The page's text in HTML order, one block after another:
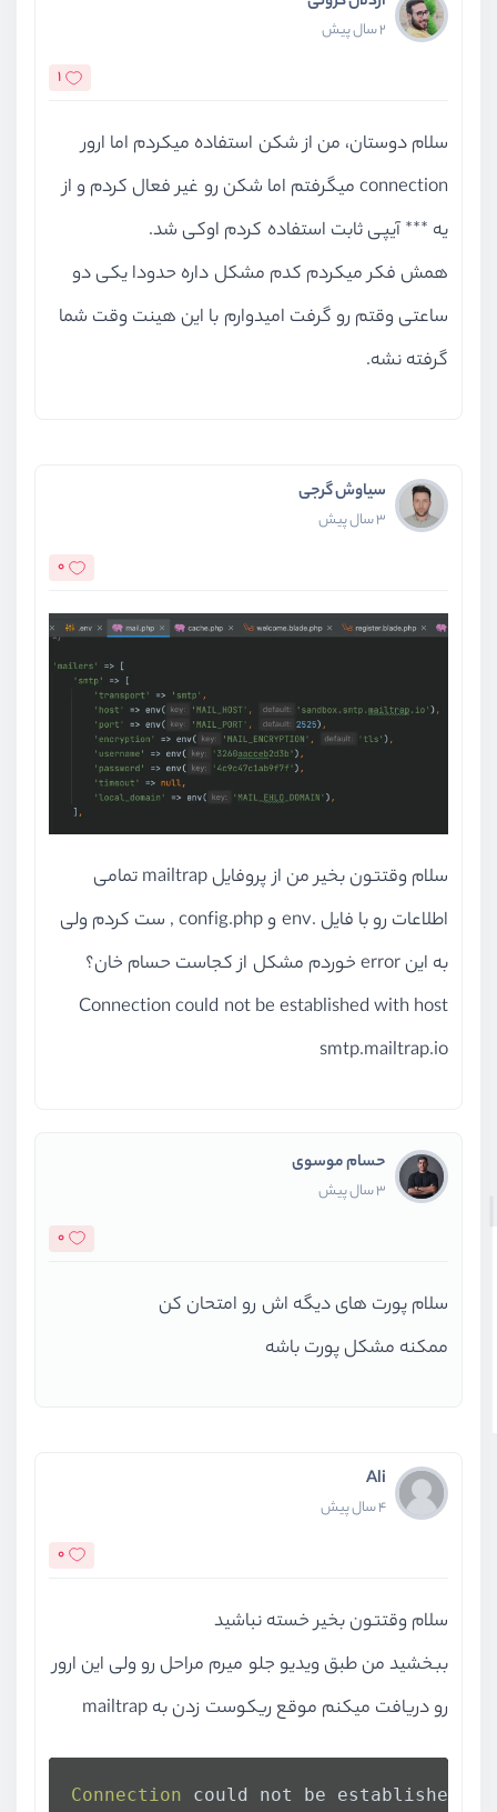
2 سال پیش
1
سلام دوستان، من از شکن استفاده میکردم اما ارور
connection میگرفتم اما شکن رو غیر فعال کردم و از
یه *** آیپی ثابت استفاده کردم اوکی شد.
همش فکر میکردم کدم مشکل داره حدودا یکی دو
ساعتی وقتم رو گرفت امیدوارم با این هینت وقت شما
گرفته نشه.
سیاوش گرجی
3 سال پیش
0
سلام وقتتون بخیر من از پروفایل mailtrap تمامی
اطلاعات رو با فایل .env و config.php , ست کردم ولی
به این error خوردم مشکل از کجاست حسام خان؟
Connection could not be established with host
smtp.mailtrap.io
حسام موسوی
3 سال پیش
0
سلام پورت های دیگه اش رو امتحان کن
ممکنه مشکل پورت باشه
Ali
4 سال پیش
0
سلام وقتتون بخیر خسته نباشید
ببخشید من طبق ویدیو جلو میرم مراحل رو ولی این ارور
رو دریافت میکنم موقع ریکوست زدن به mailtrap
Connection could not be established